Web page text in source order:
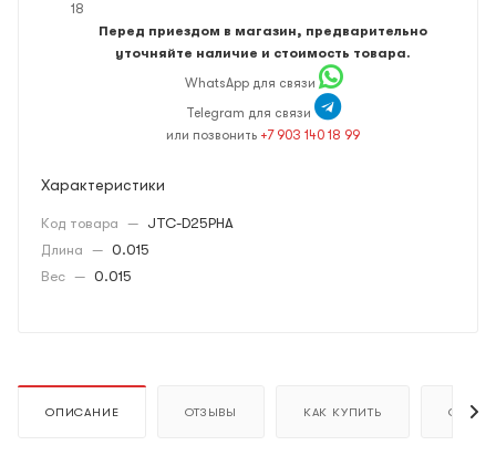
18
Перед приездом в магазин, предварительно
уточняйте наличие и стоимость товара.
WhatsApp для связи
Telegram для связи
или позвонить +7 903 140 18 99
Характеристики
Код товара — JTC-D25PHA
Длина — 0.015
Вес — 0.015
ОПИСАНИЕ ОТЗЫВЫ КАК КУПИТЬ ОПЛАТА